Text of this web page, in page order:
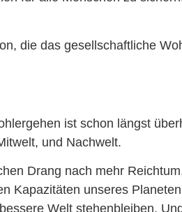
die das gesellschaftliche
ist schon längst
und Nachwelt.
Drang nach mehr
Kapazitäten unseres
Welt stehenbleiben.